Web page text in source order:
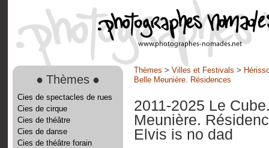
● Thèmes ●
Cies de spectacles de rues
Cies de cirque
Cies de théâtre
Cies de danse
Cies de théâtre forain
Thèmes > Villes et Festivals >
Belle Meunière. Résidences
2011-2025 Le
Meunière.
Elvis is no dad